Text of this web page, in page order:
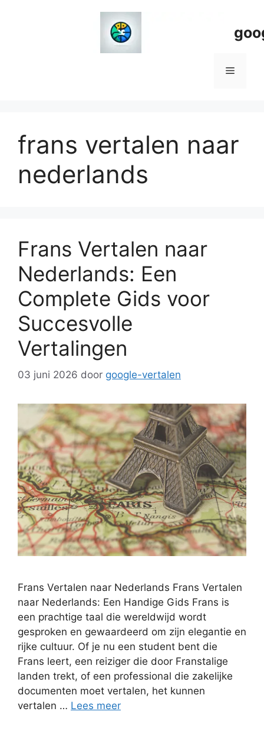
Menu
frans vertalen naar
nederlands
Frans Vertalen naar
Nederlands: Een
Complete Gids voor
Succesvolle
Vertalingen
03 juni 2026 door google-vertalen
Frans Vertalen naar Nederlands Frans Vertalen
naar Nederlands: Een Handige Gids Frans is
een prachtige taal die wereldwijd wordt
gesproken en gewaardeerd om zijn elegantie en
rijke cultuur. Of je nu een student bent die
Frans leert, een reiziger die door Franstalige
landen trekt, of een professional die zakelijke
documenten moet vertalen, het kunnen
vertalen … Lees meer